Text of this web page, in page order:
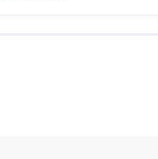
Однозначно буду